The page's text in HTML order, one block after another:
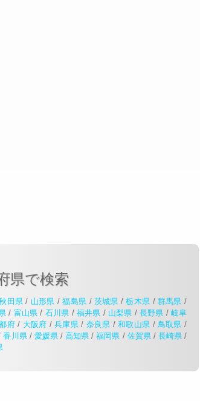
県で検索
田県 / 山形県 /福島県 / 茨城県 /栃木県 / 群馬県 /
/ 富山県 / 石川県 / 福井県 / 山梨県 / 長野県 / 岐阜
府/ 大阪府 /兵庫県/ 奈良県 /和歌山県 / 鳥取県 /
香川県/ 愛媛県/高知県 /福岡県 / 佐賀県/ 長崎県 /